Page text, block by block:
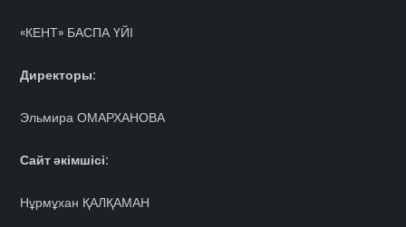
«КЕНТ» БАСПА ҮЙІ
Директоры:
Эльмира ОМАРХАНОВА
Сайт әкімшісі:
Нұрмұхан ҚАЛҚАМАН